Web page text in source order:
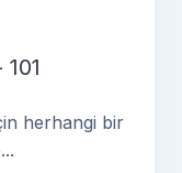
herhangi bir